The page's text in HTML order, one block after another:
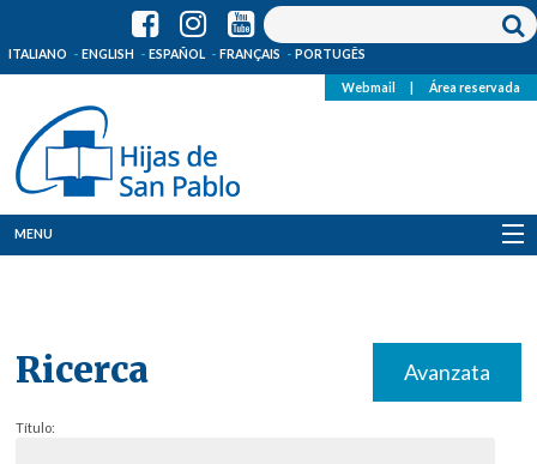
ITALIANO ENGLISH ESPAÑOL FRANÇAIS PORTUGÊS
Webmail Área reservada
MENU
Ricerca Avanzata
Título: